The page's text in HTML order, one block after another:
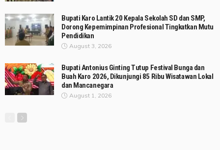
Bupati Karo Lantik 20 Kepala Sekolah SD dan SMP,
Dorong Kepemimpinan Profesional Tingkatkan Mutu
Pendidikan
August 3, 2026
Bupati Antonius Ginting Tutup Festival Bunga dan
Buah Karo 2026, Dikunjungi 85 Ribu Wisatawan Lokal
dan Mancanegara
August 1, 2026